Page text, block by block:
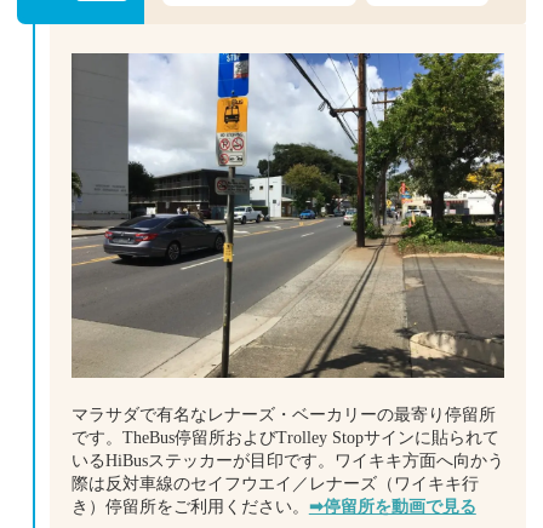
マラサダで有名なレナーズ・ベーカリーの最寄り停留所
です。TheBus停留所およびTrolley Stopサインに貼られて
いるHiBusステッカーが目印です。ワイキキ方面へ向かう
際は反対車線のセイフウエイ／レナーズ（ワイキキ行
き）停留所をご利用ください。 ➡停留所を動画で見る